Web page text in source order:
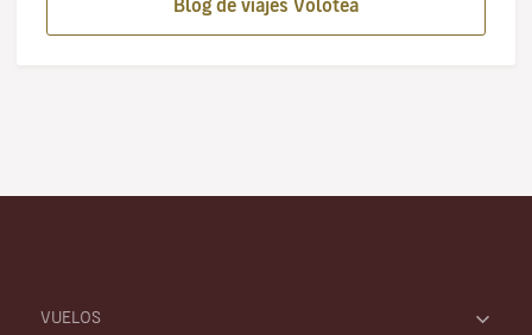
Blog de viajes Volotea
VUELOS